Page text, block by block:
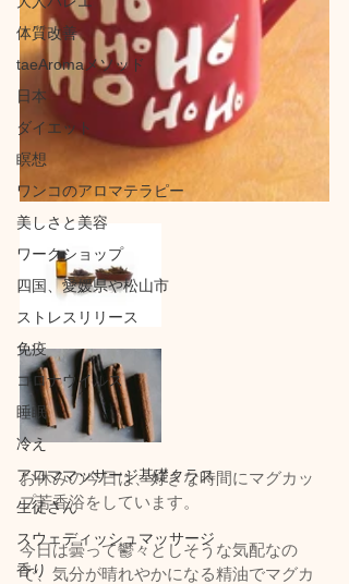
体質改善
taeAromaメソッド
日本
ダイエット
瞑想
ワンコのアロマテラピー
美しさと美容
ワークショップ
四国、愛媛県や松山市
ストレスリリース
免疫
コロナウイルス
睡眠
冷え
アロママッサージ基礎クラス
生徒さん
スウェディッシュマッサージ
香り
お休みの今日は、好きな時間にマグカッ
プ芳香浴をしています。
今日は曇って鬱々としそうな気配なの
で、気分が晴れやかになる精油でマグカ